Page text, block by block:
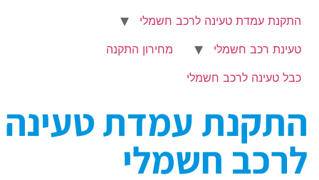
התקנת עמדת טעינה לרכב חשמלי
טעינת רכב חשמלי
מחירון התקנה
כבל טעינה לרכב חשמלי
התקנת עמדת טעינה
לרכב חשמלי